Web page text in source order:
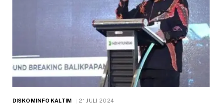
DISKOMINFO KALTIM 21 JULI 2024